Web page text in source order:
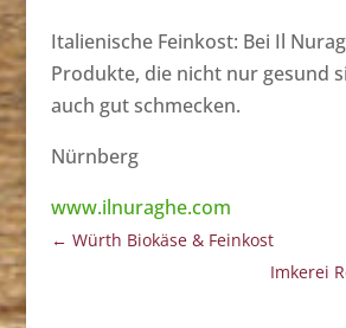
Italienische Feinkost: Bei Il
Produkte, die nicht nur gesund
auch gut schmecken.
Nürnberg
www.ilnuraghe.com
← Würth Biokäse & Feinkost
Imkerei